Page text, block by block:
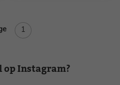
Pagina
1
op Instagram?